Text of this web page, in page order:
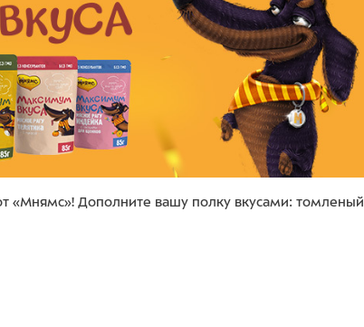
«Мнямс»! Дополните вашу полку вкусами: томленый